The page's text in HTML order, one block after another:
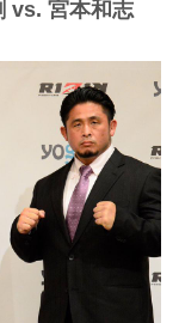
vs. 宮本和志